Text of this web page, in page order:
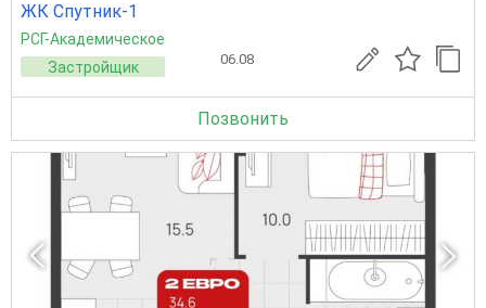
ЖК Спутник-1
РСГ-Академическое
Застройщик
06.08
Позвонить